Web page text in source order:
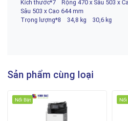
Kích thước*7 Rộng 470 x Sâu 503 x
Sâu 503 x Cao 644 mm
Trọng lượng*8 34,8 kg 30,6 kg
Sản phẩm cùng loại
Nổi Bật Nổi